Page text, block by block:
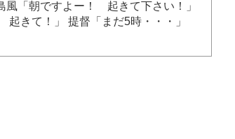
風「朝ですよー！ 起きて下さい！」
きて！」 提督「まだ5時・・・」